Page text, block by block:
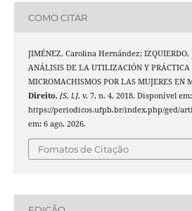
COMO CITAR
JIMÉNEZ, Carolina Hernández; IZQUIERDO,
ANÁLISIS DE LA UTILIZACIÓN Y PRÁCTICA
MICROMACHISMOS POR LAS MUJERES EN
Direito, [S. l.], v. 7, n. 4, 2018. Disponível em:
https://periodicos.ufpb.br/index.php/ged/
em: 6 ago. 2026.
Fomatos de Citação